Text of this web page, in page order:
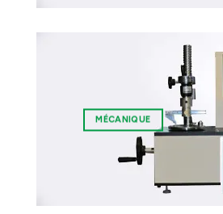
MÉCANIQUE